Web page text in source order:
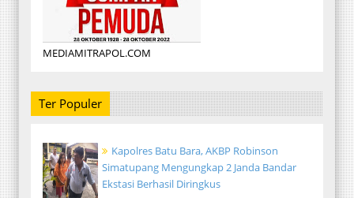
MEDIAMITRAPOL.COM
Ter Populer
Kapolres Batu Bara, AKBP Robinson
Simatupang Mengungkap 2 Janda Bandar
Ekstasi Berhasil Diringkus